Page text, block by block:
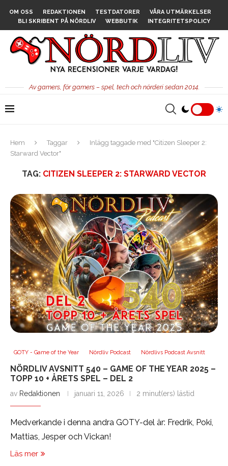
OM OSS REDAKTIONEN TESTDATORER
VÅRA UTMÄRKELSER
BLI SKRIBENT PÅ NÖRDLIV
WEBBUTIK INTEGRITETSPOLICY
Av gamers, för gamers – spel, tech och nörderi sedan 2014.
Hem Taggar
Inlägg taggade med "Citizen Sleeper 2:
Starward Vector"
TAG: CITIZEN SLEEPER 2: STARWARD VECTOR
GOTY - Game of the Year Nördliv Podcast Nördlivs Podcast Avsnitt
NÖRDLIV AVSNITT 540 – GAME OF THE YEAR 2025 –
TOPP 10 + ÅRETS SPEL – DEL 2
av Redaktionen januari 11, 2026 2 minut(ers) lästid
Medverkande i denna andra GOTY-del är: Fredrik, Poki,
Mattias, Jesper och Vickan!
Läs mer